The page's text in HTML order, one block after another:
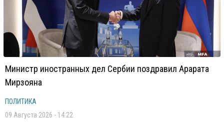
Министр иностранных дел Сербии поздравил Арарата
Мирзояна
ПОЛИТИКА
09 Августа 2026 - 14:22